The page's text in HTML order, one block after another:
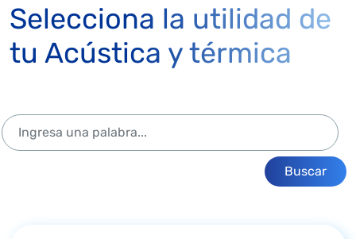
Selecciona la utilidad de
tu Acústica y térmica
Buscar